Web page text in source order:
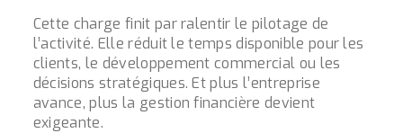
Cette charge finit par ralentir le pilotage de
l’activité. Elle réduit le temps disponible pour les
clients, le développement commercial ou les
décisions stratégiques. Et plus l’entreprise
avance, plus la gestion financière devient
exigeante.